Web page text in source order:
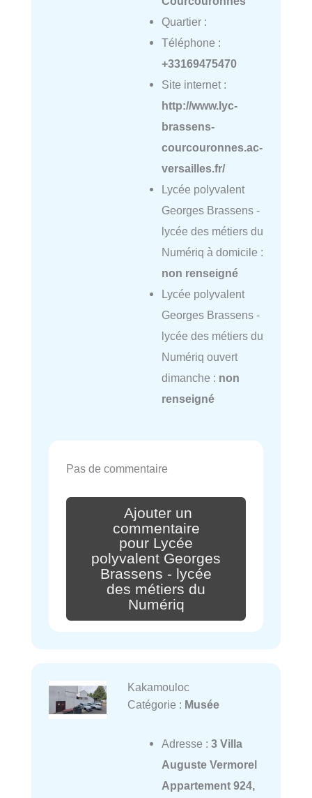
Quartier :
Téléphone :
+33169475470
Site internet :
http://www.lyc-
brassens-
courcouronnes.ac-
versailles.fr/
Lycée polyvalent
Georges Brassens -
lycée des métiers du
Numériq à domicile :
non renseigné
Lycée polyvalent
Georges Brassens -
lycée des métiers du
Numériq ouvert
dimanche : non
renseigné
Pas de commentaire
Ajouter un
commentaire
pour Lycée
polyvalent Georges
Brassens - lycée
des métiers du
Numériq
Kakamouloc
Catégorie : Musée
Adresse : 3 Villa
Auguste Vermorel
Appartement 924,